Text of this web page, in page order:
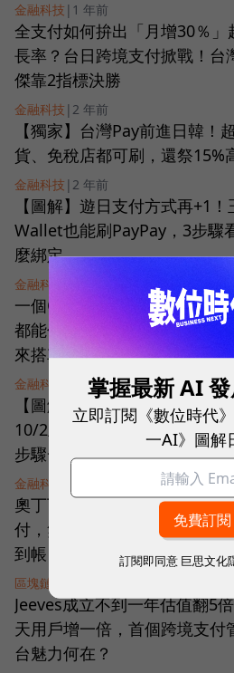
金融科技 | 1 年前
全支付如何拚出「月增30％」
長率？台日跨境支付掀戰！台
傑靠2指標決勝
金融科技 | 2 年前
【獨家】台灣Pay前進日韓！
貨、免稅店都可刷，還祭15%
金融科技 | 2 年前
【圖解】遊日支付方式再+1！
Wallet也能刷PayPay，3步驟
麼綁定
金融科技
一個QR Code，拿一卡通、全
都能付款！TWQR擊破支付高
來搭車也能刷？
金融科技 2 年前
【圖解】赴日旅遊刷PayPay
10/2上線！掃碼付款最高享
步驟一次懂
金融科技
奧丁丁攜手Circle打造穩定幣
付，無國界零時差跨境金流，
到帳
區塊鏈
Jeeves成立不到一年估值翻5
天用戶增一倍，首個跨境支付
台魅力何在？
掌握最新 AI 發
立即訂閱《數位時代
一AI》圖解
訂閱即同意 巨思文化